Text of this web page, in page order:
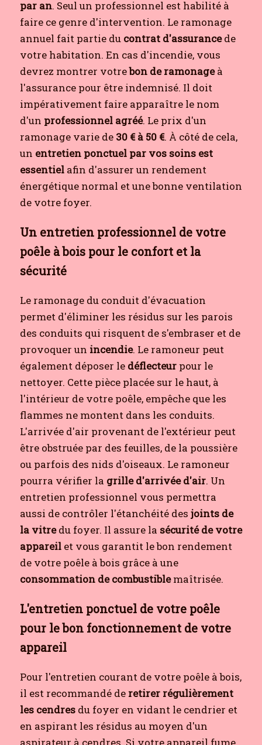
par an. Seul un professionnel est habilité à
faire ce genre d'intervention. Le ramonage
annuel fait partie du contrat d'assurancede
votre habitation. En cas d'incendie, vous
devrez montrer votrebon de ramonageà
l'assurance pour être indemnisé. Il doit
impérativement faire apparaître le nom
d'un professionnel agréé. Le prix d'un
ramonage varie de 30 € à 50 €. À côté de cela,
un entretien ponctuel par vos soins est
essentiel afin d'assurer un rendement
énergétique normal et une bonne ventilation
de votre foyer.
Un entretien professionnel de votre
poêle à bois pour le confort et la
sécurité
Le ramonage du conduit d'évacuation
permet d'éliminer les résidus sur les parois
des conduits qui risquent de s'embraser et de
provoquer un incendie. Le ramoneur peut
également déposer le déflecteur pour le
nettoyer. Cette pièce placée sur le haut, à
l'intérieur de votre poêle, empêche que les
flammes ne montent dans les conduits.
L'arrivée d'air provenant de l'extérieur peut
être obstruée par des feuilles, de la poussière
ou parfois des nids d'oiseaux. Le ramoneur
pourra vérifier la grille d'arrivée d'air. Un
entretien professionnel vous permettra
aussi de contrôler l'étanchéité des joints de
la vitredu foyer. Il assure la sécurité de votre
appareil et vous garantit le bon rendement
de votre poêle à bois grâce à une
consommation de combustiblemaîtrisée.
L'entretien ponctuel de votre poêle
pour le bon fonctionnement de votre
appareil
Pour l'entretien courant de votre poêle à bois,
il est recommandé de retirer régulièrement
les cendres du foyer en vidant le cendrier et
en aspirant les résidus au moyen d'un